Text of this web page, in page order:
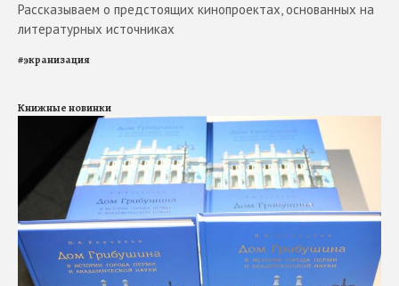
Рассказываем о предстоящих кинопроектах, основанных на
литературных источниках
#экранизация
Книжные новинки